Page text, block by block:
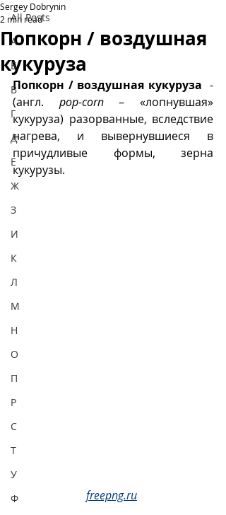
All Posts
А
Б
В
Г
Д
Е
Ж
З
И
К
Л
М
Н
О
П
Р
С
Т
У
Ф
Попкорн / воздушная
кукуруза
Sergey Dobrynin
2 min read
Попкорн / воздушная кукуруза -
(англ. pop-corn – «лопнувшая»
кукуруза) разорванные, вследствие
нагрева, и вывернувшиеся в
причудливые формы, зерна
кукурузы.
freepng.ru